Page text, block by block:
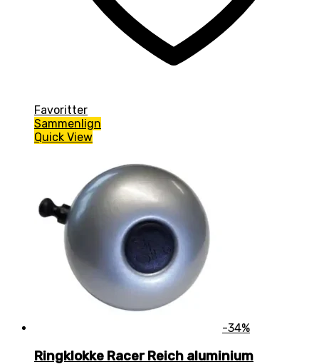
Favoritter
Sammenlign
Quick View
-34%
Ringklokke Racer Reich aluminium